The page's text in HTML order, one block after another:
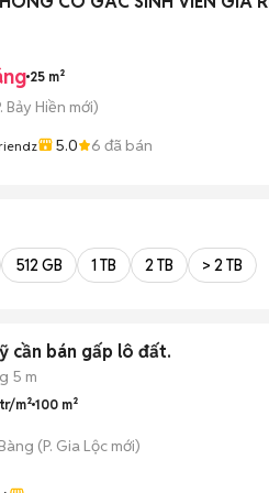
25 m²
Bảy Hiền mới)
5.0 6 đã bán
512 GB 1 TB 2 TB > 2 TB
cần bán gấp lô đất.
5 m
m²100 m²
(P. Gia Lộc mới)